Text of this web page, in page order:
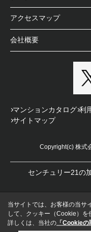
アクセスマップ
会社概要
マンションカタログ 利
サイトマップ
Copyright(c) 株式
センチュリー21の
当サイトでは、お客様の当サ
して、クッキー（Cookie）を
詳しくは、当社の 「Cookieの